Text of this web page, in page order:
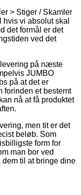
> Stiger / Skamler
vi absolut skal
det formål er det
ved det
på næste
JUMBO
på at det er
forinden et bestemt
nå at få produktet
men tit er det
beløb. Som
form for
man bor ved
dem til at bringe dine